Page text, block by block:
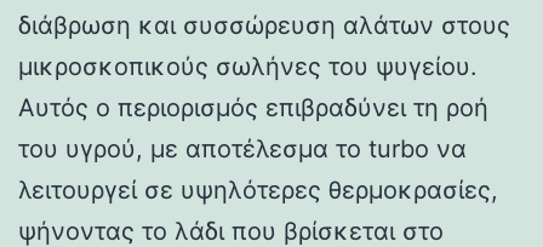
διάβρωση και συσσώρευση αλάτων στους
μικροσκοπικούς σωλήνες του ψυγείου.
Αυτός ο περιορισμός επιβραδύνει τη ροή
του υγρού, με αποτέλεσμα το turbo να
λειτουργεί σε υψηλότερες θερμοκρασίες,
ψήνοντας το λάδι που βρίσκεται στο